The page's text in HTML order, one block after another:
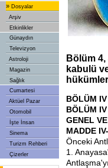
» Dosyalar
Arşiv
Etkinlikler
Günaydın
Televizyon
Astroloji
Magazin
Sağlık
Cumartesi
Aktüel Pazar
Otomobil
İşte İnsan
Sinema
Turizm Rehberi
Çizerler
Bölüm
kabulü
BÖLÜM
BÖLÜM IV
GENEL
MADDE
Önceki
1.